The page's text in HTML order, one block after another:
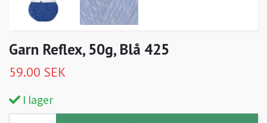
Garn Reflex, 50g, Blå 425
59.00 SEK
I lager